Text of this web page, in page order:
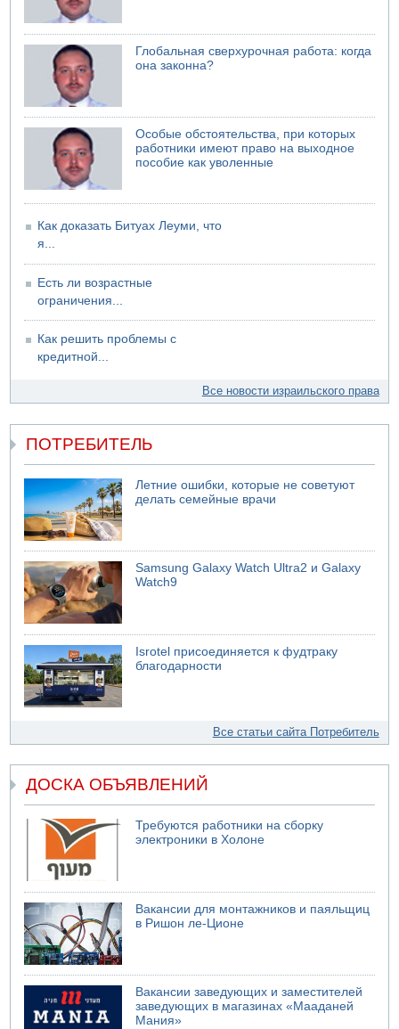
Глобальная сверхурочная работа: когда
она законна?
Особые обстоятельства, при которых
работники имеют право на выходное
пособие как уволенные
Как доказать Битуах Леуми, что
я...
Есть ли возрастные
ограничения...
Как решить проблемы с
кредитной...
Все новости израильского права
ПОТРЕБИТЕЛЬ
Летние ошибки, которые не советуют
делать семейные врачи
Samsung Galaxy Watch Ultra2 и Galaxy
Watch9
Isrotel присоединяется к фудтраку
благодарности
Все статьи сайта Потребитель
ДОСКА ОБЪЯВЛЕНИЙ
Требуются работники на сборку
электроники в Холоне
Вакансии для монтажников и паяльщиц
в Ришон ле-Ционе
Вакансии заведующих и заместителей
заведующих в магазинах «Мааданей
Мания»